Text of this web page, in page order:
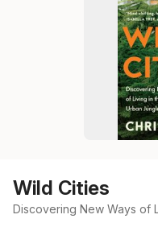
Wild Cities
Discovering New Ways of